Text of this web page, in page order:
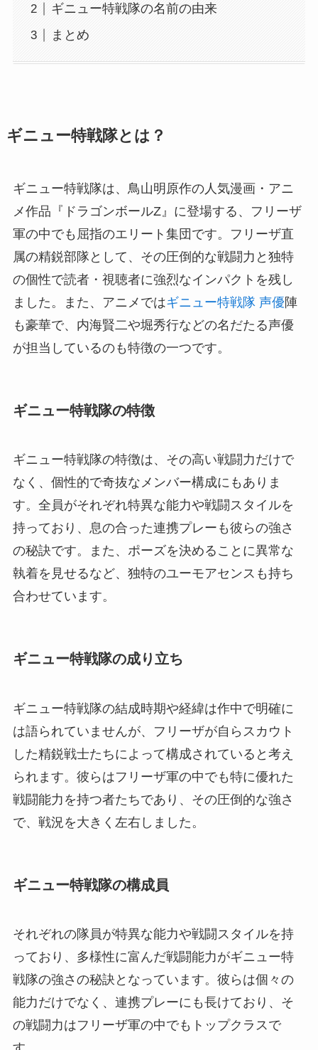
ギニュー特戦隊の名前の由来
まとめ
ギニュー特戦隊とは？
ギニュー特戦隊は、鳥山明原作の人気漫画・アニ
メ作品『ドラゴンボールZ』に登場する、フリーザ
軍の中でも屈指のエリート集団です。フリーザ直
属の精鋭部隊として、その圧倒的な戦闘力と独特
の個性で読者・視聴者に強烈なインパクトを残し
ました。また、アニメではギニュー特戦隊 声優陣
も豪華で、内海賢二や堀秀行などの名だたる声優
が担当しているのも特徴の一つです。
ギニュー特戦隊の特徴
ギニュー特戦隊の特徴は、その高い戦闘力だけで
なく、個性的で奇抜なメンバー構成にもありま
す。全員がそれぞれ特異な能力や戦闘スタイルを
持っており、息の合った連携プレーも彼らの強さ
の秘訣です。また、ポーズを決めることに異常な
執着を見せるなど、独特のユーモアセンスも持ち
合わせています。
ギニュー特戦隊の成り立ち
ギニュー特戦隊の結成時期や経緯は作中で明確に
は語られていませんが、フリーザが自らスカウト
した精鋭戦士たちによって構成されていると考え
られます。彼らはフリーザ軍の中でも特に優れた
戦闘能力を持つ者たちであり、その圧倒的な強さ
で、戦況を大きく左右しました。
ギニュー特戦隊の構成員
それぞれの隊員が特異な能力や戦闘スタイルを持
っており、多様性に富んだ戦闘能力がギニュー特
戦隊の強さの秘訣となっています。彼らは個々の
能力だけでなく、連携プレーにも長けており、そ
の戦闘力はフリーザ軍の中でもトップクラスで